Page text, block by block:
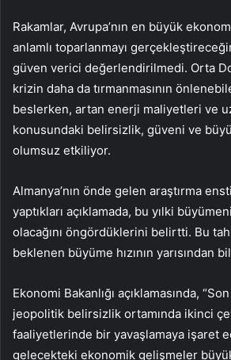
Rakamlar, Avrupa’nın en büyük
anlamlı toparlanmayı
güven verici değerlendirilmedi. Orta
krizin daha da tırmanmasının
beslerken, artan enerji maliyetleri ve
konusundaki belirsizlik, güveni ve
olumsuz etkiliyor.
Almanya’nın önde gelen araştırma
yaptıkları açıklamada, bu yılki
olacağını öngördüklerini belirtti. Bu
beklenen büyüme hızının yarısından
Ekonomi Bakanlığı açıklamasında,
jeopolitik belirsizlik ortamında ikinci
faaliyetlerinde bir yavaşlamaya işaret
gelecekteki ekonomik gelişmeler